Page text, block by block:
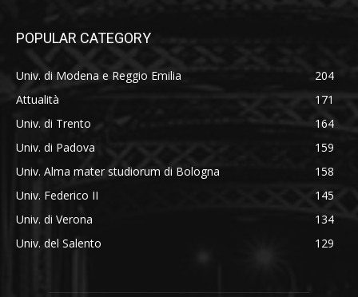
POPULAR CATEGORY
Univ. di Modena e Reggio Emilia
204
Attualità
171
Univ. di Trento
164
Univ. di Padova
159
Univ. Alma mater studiorum di Bologna
158
Univ. Federico II
145
Univ. di Verona
134
Univ. del Salento
129